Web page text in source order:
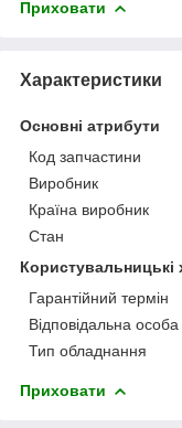
Приховати
Характеристики
Основні атрибути
Код запчастини
Виробник
Країна виробник
Стан
Користувальницькі
Гарантійний термін
Відповідальна особа
Тип обладнання
Приховати